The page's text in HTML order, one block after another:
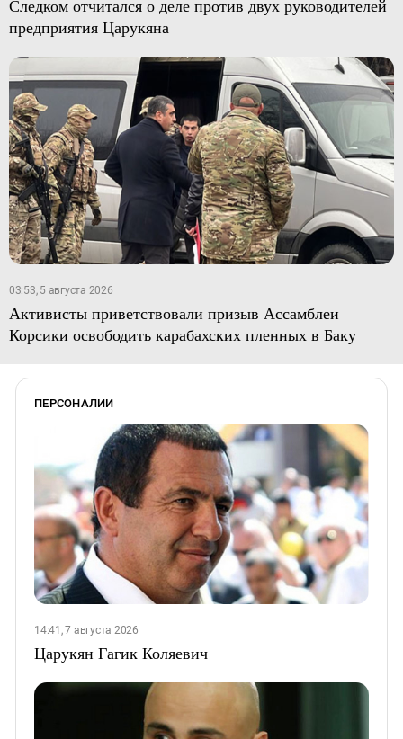
Следком отчитался о деле против двух руководителей
предприятия Царукяна
03:53, 5 августа 2026
Активисты приветствовали призыв Ассамблеи
Корсики освободить карабахских пленных в Баку
ПЕРСОНАЛИИ
14:41, 7 августа 2026
Царукян Гагик Коляевич